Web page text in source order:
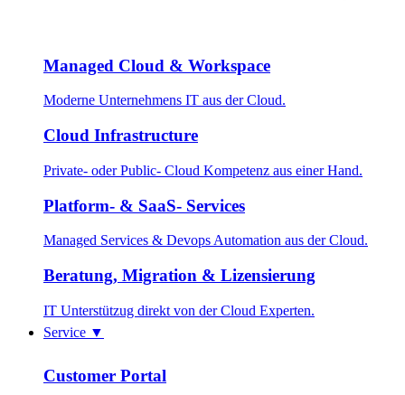
Managed Cloud & Workspace
Moderne Unternehmens IT aus der Cloud.
Cloud Infrastructure
Private- oder Public- Cloud Kompetenz aus einer Hand.
Platform- & SaaS- Services
Managed Services & Devops Automation aus der Cloud.
Beratung, Migration & Lizensierung
IT Unterstützug direkt von der Cloud Experten.
Service ▼
Customer Portal